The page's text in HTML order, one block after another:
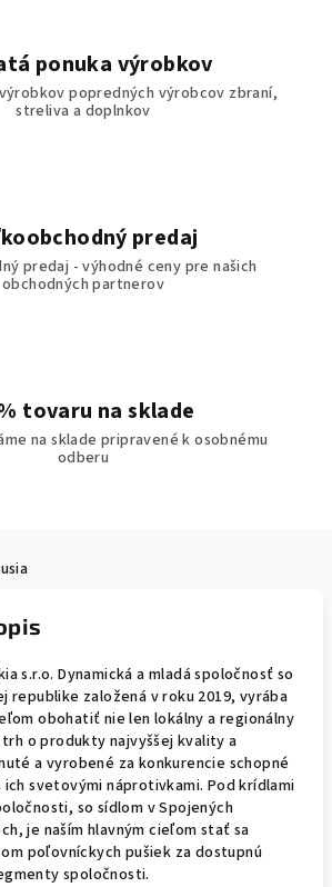
ponuka výrobkov
popredných výrobcov zbraní,
streliva a doplnkov
predaj
predaj - výhodné ceny pre našich
obchodných partnerov
tovaru na sklade
na sklade pripravené k osobnému
odberu
s.r.o. Dynamická a mladá spoločnosť so
republike založená v roku 2019, vyrába
obohatiť nie len lokálny a regionálny
o produkty najvyššej kvality a
a vyrobené za konkurencie schopné
ich svetovými náprotivkami. Pod krídlami
so sídlom v Spojených
je naším hlavným cieľom stať sa
poľovníckych pušiek za dostupnú
spoločnosti.